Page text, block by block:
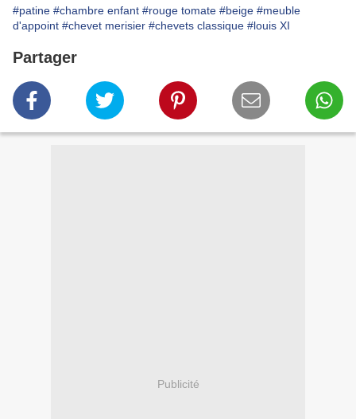
#patine #chambre enfant #rouge tomate #beige #meuble
d'appoint #chevet merisier #chevets classique #louis XI
Partager
Publicité